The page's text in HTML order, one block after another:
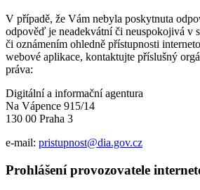
V případě, že Vám nebyla poskytnuta
odpověď je neadekvátní či neuspokojivá v
či oznámením ohledně přístupnosti
webové aplikace, kontaktujte příslušný
práva:
Digitální a informační agentura
Na Vápence 915/14
130 00 Praha 3
e-mail: pristupnost@dia.gov.cz
Prohlášení provozovatele